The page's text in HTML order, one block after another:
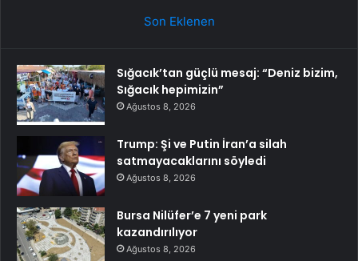
Son Eklenen
Sığacık’tan güçlü mesaj: “Deniz bizim,
Sığacık hepimizin”
Ağustos 8, 2026
Trump: Şi ve Putin İran’a silah
satmayacaklarını söyledi
Ağustos 8, 2026
Bursa Nilüfer’e 7 yeni park
kazandırılıyor
Ağustos 8, 2026